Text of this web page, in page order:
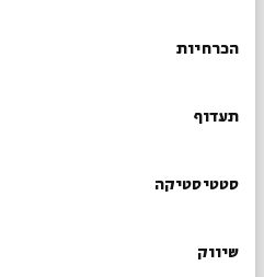
הסכמה
הכרחיות
תעדוף
סטטיסטיקה
שיווק
בהחלט היתה חויה".
"טוב, בואי נמשיך", יערית קוטעת